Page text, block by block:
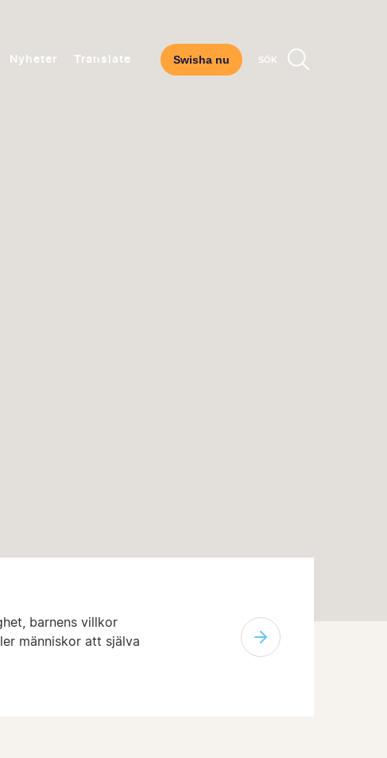
Nyheter Translate Swisha nu SÖK
barnens villkor
människor att själva